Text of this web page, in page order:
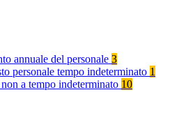
annuale del personale 3
personale tempo indeterminato 1
a tempo indeterminato 10